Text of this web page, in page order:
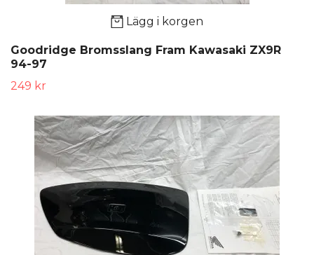
Lägg i korgen
Goodridge Bromsslang Fram Kawasaki ZX9R
94-97
249 kr